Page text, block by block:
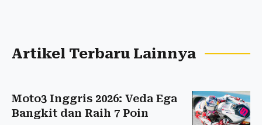
Artikel Terbaru Lainnya
Moto3 Inggris 2026: Veda Ega
Bangkit dan Raih 7 Poin